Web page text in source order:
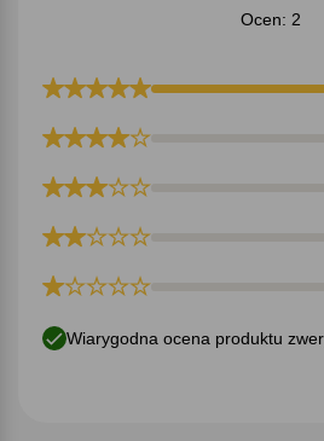
Ocen: 2
Wiarygodna ocena produktu